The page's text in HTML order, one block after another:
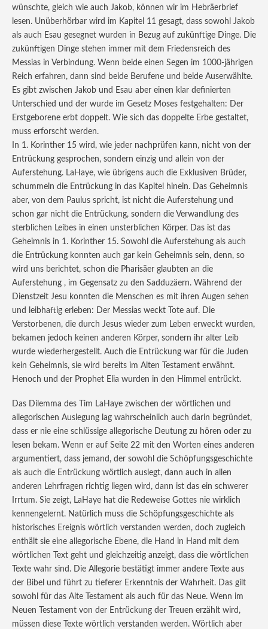
wünschte, gleich wie auch Jakob, können wir im Hebräerbrief
lesen. Unüberhörbar wird im Kapitel 11 gesagt, dass sowohl Jakob
als auch Esau gesegnet wurden in Bezug auf zukünftige Dinge. Die
zukünftigen Dinge stehen immer mit dem Friedensreich des
Messias in Verbindung. Wenn beide einen Segen im 1000-jährigen
Reich erfahren, dann sind beide Berufene und beide Auserwählte.
Es gibt zwischen Jakob und Esau aber einen klar definierten
Unterschied und der wurde im Gesetz Moses festgehalten: Der
Erstgeborene erbt doppelt. Wie sich das doppelte Erbe gestaltet,
muss erforscht werden.
In 1. Korinther 15 wird, wie jeder nachprüfen kann, nicht von der
Entrückung gesprochen, sondern einzig und allein von der
Auferstehung. LaHaye, wie übrigens auch die Exklusiven Brüder,
schummeln die Entrückung in das Kapitel hinein. Das Geheimnis
aber, von dem Paulus spricht, ist nicht die Auferstehung und
schon gar nicht die Entrückung, sondern die Verwandlung des
sterblichen Leibes in einen unsterblichen Körper. Das ist das
Geheimnis in 1. Korinther 15. Sowohl die Auferstehung als auch
die Entrückung konnten auch gar kein Geheimnis sein, denn, so
wird uns berichtet, schon die Pharisäer glaubten an die
Auferstehung , im Gegensatz zu den Sadduzäern. Während der
Dienstzeit Jesu konnten die Menschen es mit ihren Augen sehen
und leibhaftig erleben: Der Messias weckt Tote auf. Die
Verstorbenen, die durch Jesus wieder zum Leben erweckt wurden,
bekamen jedoch keinen anderen Körper, sondern ihr alter Leib
wurde wiederhergestellt. Auch die Entrückung war für die Juden
kein Geheimnis, sie wird bereits im Alten Testament erwähnt.
Henoch und der Prophet Elia wurden in den Himmel entrückt.
Das Dilemma des Tim LaHaye zwischen der wörtlichen und
allegorischen Auslegung lag wahrscheinlich auch darin begründet,
dass er nie eine schlüssige allegorische Deutung zu hören oder zu
lesen bekam. Wenn er auf Seite 22 mit den Worten eines anderen
argumentiert, dass jemand, der sowohl die Schöpfungsgeschichte
als auch die Entrückung wörtlich auslegt, dann auch in allen
anderen Lehrfragen richtig liegen wird, dann ist das ein schwerer
Irrtum. Sie zeigt, LaHaye hat die Redeweise Gottes nie wirklich
kennengelernt. Natürlich muss die Schöpfungsgeschichte als
historisches Ereignis wörtlich verstanden werden, doch zugleich
enthält sie eine allegorische Ebene, die Hand in Hand mit dem
wörtlichen Text geht und gleichzeitig anzeigt, dass die wörtlichen
Texte wahr sind. Die Allegorie bestätigt immer andere Texte aus
der Bibel und führt zu tieferer Erkenntnis der Wahrheit. Das gilt
sowohl für das Alte Testament als auch für das Neue. Wenn im
Neuen Testament von der Entrückung der Treuen erzählt wird,
müssen diese Texte wörtlich verstanden werden. Wörtlich aber